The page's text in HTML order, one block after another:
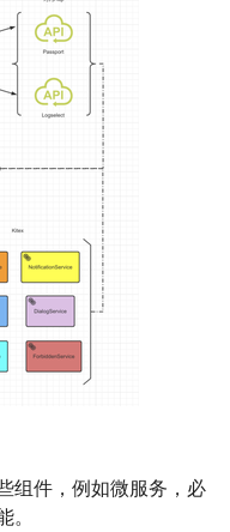
组件，例如微服务，必